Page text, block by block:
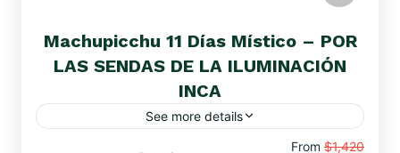
Machupicchu 11 Días Místico – POR
LAS SENDAS DE LA ILUMINACIÓN
INCA
See more details
Embárcate en un viaje sagrado por Cusco,
From $1,420